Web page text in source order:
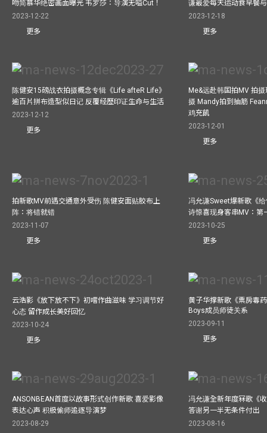
吻简慕华绝密画面曝光 韦罗莎：导演无嗌Cut！
2023-12-22
更多
谦最爱每天运动食早餐
2023-12-18
更多
陈健安15磅战衣拍摄概念专辑《Life afteR Life》
逾百片拼布造型似日记 反覆经歷印证生命与生活
2023-12-12
更多
Me&远赴韩国拍MV 拍
摄 Mandy拍到抽筋
鸡充飢
2023-12-01
更多
拍新歌MV前遇交通意外受伤 陈健安面贴胶布上
阵：将错就错
2023-11-07
更多
冯允谦Sweet爆新歌《
诗惊喜现身客串MV：第
2023-10-25
更多
云浩影《放下放不下》初嚐作曲滋味 学习调节好
心态 留作成长美好回忆
2023-10-24
更多
黄子华撑新歌《票房毒
Boys成员师徒关系
2023-09-11
更多
ANSONBEAN首度以故事形式创作新歌 喜爱影像
表达心声 积极偷师追逐导演梦
2023-08-29
冯允谦全新年度冧歌《
答谢另一半无条件付出
2023-08-16